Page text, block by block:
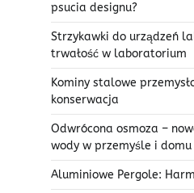
psucia designu?
Strzykawki do urządzeń
trwałość w laboratorium
Kominy stalowe
konserwacja
Odwrócona osmoza –
wody w przemyśle i domu
Aluminiowe Pergole: